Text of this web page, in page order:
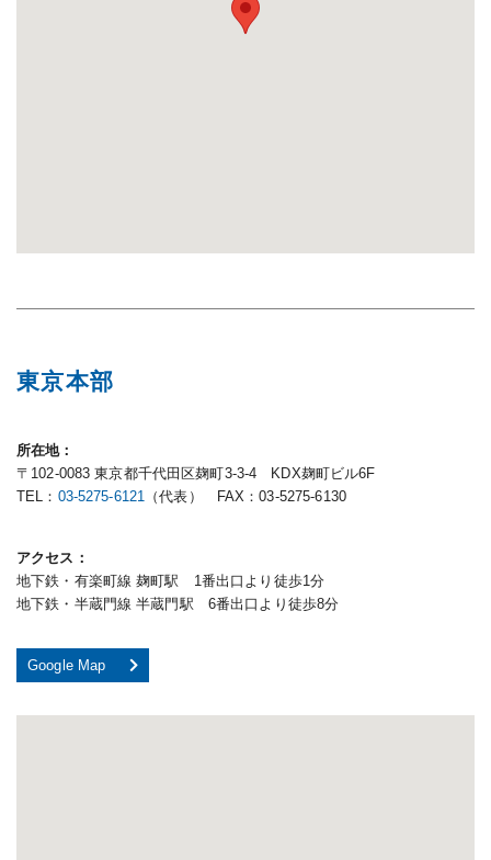
東京本部
所在地
〒102-0083 東京都千代田区麹町3-3-4 KDX麹町ビル6F
TEL： 03-5275-6121 （代表） FAX：03-5275-6130
アクセス
地下鉄・有楽町線 麹町駅 1番出口より徒歩1分
地下鉄・半蔵門線 半蔵門駅 6番出口より徒歩8分
Google Map